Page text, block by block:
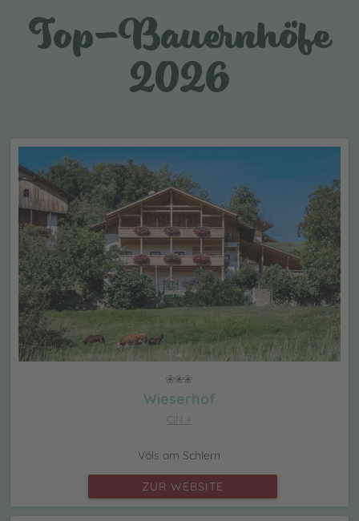
Top-Bauernhöfe
2026
Wieserhof
CIN +
Völs am Schlern
ZUR WEBSITE